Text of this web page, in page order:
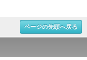
ページの先頭へ戻る